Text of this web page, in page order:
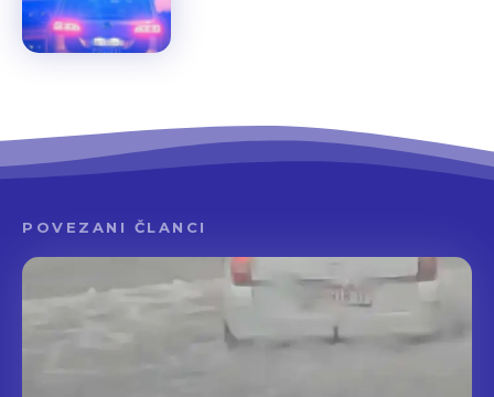
POVEZANI ČLANCI